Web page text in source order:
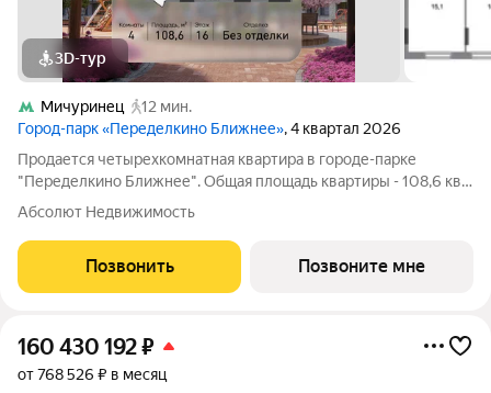
3D-тур
Мичуринец
12 мин.
Город-парк «Переделкино Ближнее», 4 квартал 2026
Продается четырехкомнатная квартира в городе-парке
"Переделкино Ближнее". Общая площадь квартиры - 108,6 кв.
м, этаж 16 из 17. Срок сдачи - 4 квартал 2026 года. Тип дома -
монолитный. ТОЛЬКО ДО 31 АВГУСТА выгодные условия на
приобретение квартиры в
Абсолют Недвижимость
Позвонить Позвоните мне
160 430 192₽
от 768 526 ₽ в месяц